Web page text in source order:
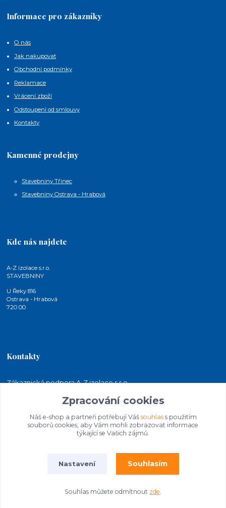
Informace pro zákazníky
O nás
Jak nakupovat
Obchodní podmínky
Reklamace
Vrácení zboží
Odstoupení od smlouvy
Kontakty
Kamenné prodejny
Stavebniny Třinec
Stavebniny Ostrava - Hrabová
Kde nás najdete
A-Z izolace s.r.o.
STAVEBNINY
U Řeky 816
Ostrava - Hrabová
720 00
Kontakty
Zákaznická podpora A-Z izolace s.r.o.
jakubkaleta@azizolace.cz
Zpracování cookies
Náš e-shop a partneři potřebují Váš souhlass použitím
souborů cookies, aby Vám mohli zobrazovat informace
týkající se Vašich zájmů.
Nastavení Souhlasím
Souhlas můžete odmítnout zde